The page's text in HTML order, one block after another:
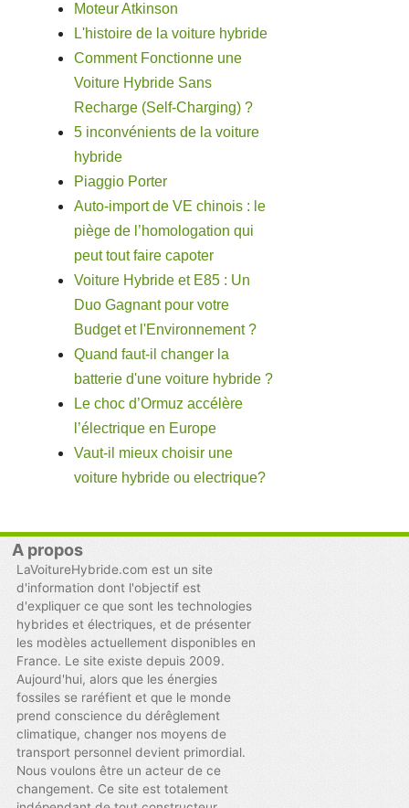
Moteur Atkinson
L'histoire de la voiture hybride
Comment Fonctionne une
Voiture Hybride Sans
Recharge (Self-Charging) ?
5 inconvénients de la voiture
hybride
Piaggio Porter
Auto-import de VE chinois : le
piège de l’homologation qui
peut tout faire capoter
Voiture Hybride et E85 : Un
Duo Gagnant pour votre
Budget et l'Environnement ?
Quand faut-il changer la
batterie d'une voiture hybride ?
Le choc d’Ormuz accélère
l’électrique en Europe
Vaut-il mieux choisir une
voiture hybride ou electrique?
A propos
LaVoitureHybride.com est un site
d'information dont l'objectif est
d'expliquer ce que sont les technologies
hybrides et électriques, et de présenter
les modèles actuellement disponibles en
France. Le site existe depuis 2009.
Aujourd'hui, alors que les énergies
fossiles se raréfient et que le monde
prend conscience du dérêglement
climatique, changer nos moyens de
transport personnel devient primordial.
Nous voulons être un acteur de ce
changement. Ce site est totalement